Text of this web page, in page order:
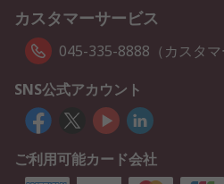
カスタマーサービス
045-335-8888（カスタマ
SNS公式アカウント
ご利用可能カード会社